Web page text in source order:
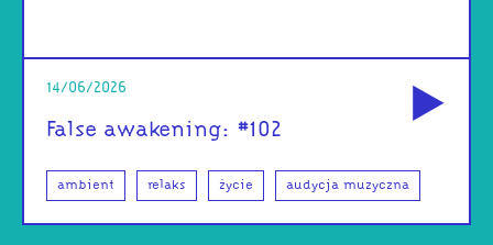
14/06/2026
False awakening: #102
ambient relaks życie audycja muzyczna